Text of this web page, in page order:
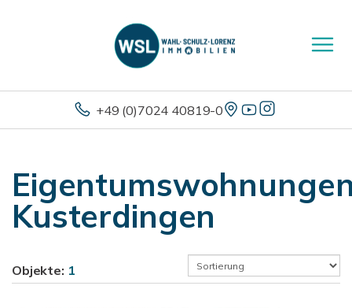
+49 (0)7024 40819-0
Kusterdingen
Objekte: 1